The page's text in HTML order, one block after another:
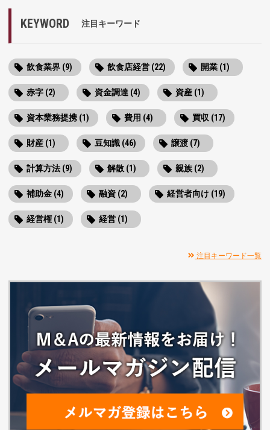
KEYWORD 注目キーワード
飲食業界 (9) 飲食店経営 (22) 開業 (1)
赤字 (2) 資金調達 (4) 資産 (1)
資本業務提携 (1) 費用 (4) 買収 (17)
財産 (1) 豆知識 (46) 譲渡 (7)
計算方法 (9) 解散 (1) 親族 (2)
補助金 (4) 融資 (2) 経営者向け (19)
経営権 (1) 経営 (1)
注目キーワード一覧